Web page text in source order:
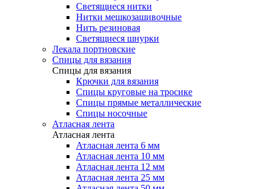
Светящиеся нитки
Нитки мешкозашивочные
Нить резиновая
Светящиеся шнурки
Лекала портновские
Спицы для вязания
Спицы для вязания
Крючки для вязания
Спицы круговые на тросике
Спицы прямые металлические
Спицы носочные
Атласная лента
Атласная лента
Атласная лента 6 мм
Атласная лента 10 мм
Атласная лента 12 мм
Атласная лента 25 мм